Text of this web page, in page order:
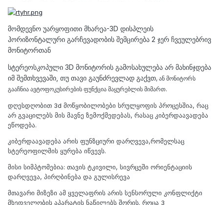
მომდევნო უარყოფითი მხარეა-3D დისპლეის
ჰორიზონტალური გარჩევადობის შემცირება 2 ჯერ ჩვეულებრივ
მონიტორთან
სტერეოსკოპული 3D მონიტორის გამოსახულება არ მახინჯდება
იმ შემთხვევაში, თუ თავი გაუნძრევლად გაქვთ, ან მონიტორს
გააჩნია ავტოფოკუსირების ფუნქცია მაყურებლის მიმართ.
დღესდღობით 3d მოწყობილობები სრულყოფის პროცესშია, რაც
არ გვაცილებს მის მავნე ზემოქმედებას, რასაც კიბერდაავადება
ეწოდება.
კიბერდაავადება არის ფუნზციური დარღვევა,რომელსაც
სტერეოფილმის ყურება იწვევს.
მისი სიმპტომებია: თავის ტკივილი, სივრცეში ორიენტაციის
დარღვევა, პირღბინება და გულისრევა
მთავარი მიზეზი ამ ყველაფრის არის სენსორული კონფლიქტი
მხედველობის აპარატის ნაწილებს შორის. როცა 3